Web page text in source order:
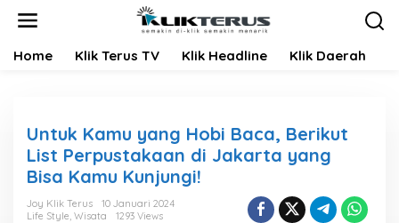
Home Klik Terus TV Klik Headline Klik Daerah
Untuk Kamu yang Hobi Baca, Berikut
List Perpustakaan di Jakarta yang
Bisa Kamu Kunjungi!
Joy Klik Terus
10 Januari 2024
Life Style, Wisata 1293 Views